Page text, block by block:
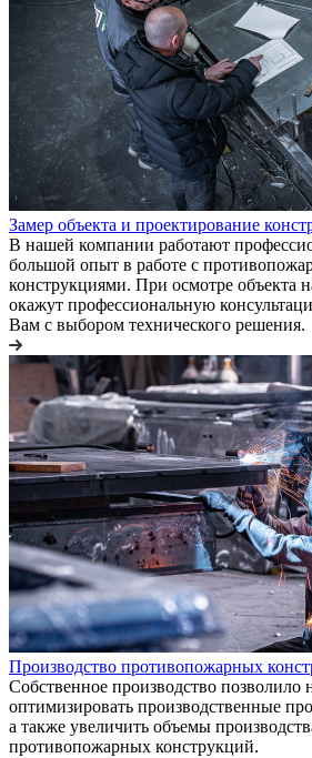
Замер объекта и проектирование
В нашей компании работают
большой опыт в работе с
конструкциями. При осмотре объекта
окажут профессиональную
Вам с выбором технического решения.
Производство противопожарных
Собственное производство позволило
оптимизировать производственные
а также увеличить объемы
противопожарных конструкций.